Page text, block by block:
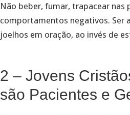
Não beber, fumar, trapacear
comportamentos negativos. Ser
joelhos em oração, ao invés de
2 – Jovens
são Pacientes e